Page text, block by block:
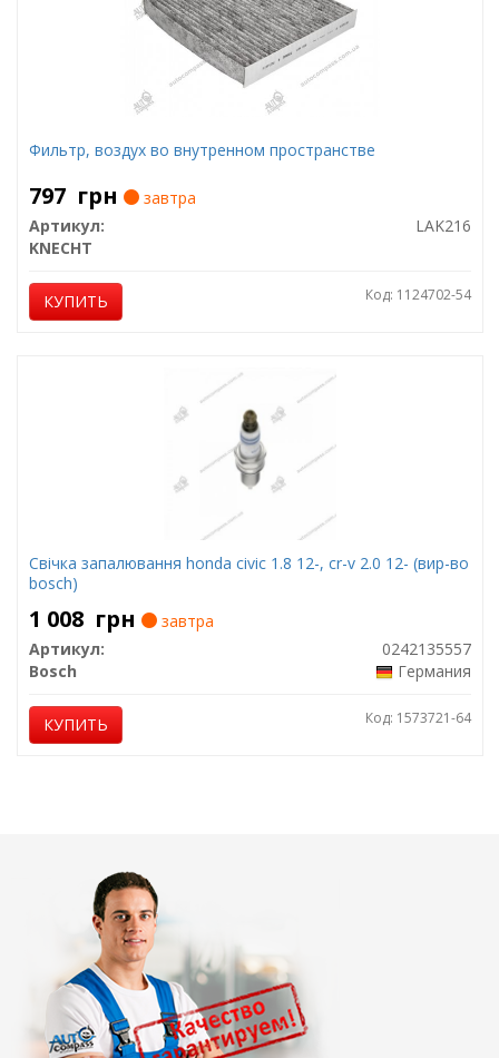
Фильтр, воздух во внутренном пространстве
797 грн
завтра
Артикул:
LAK216
KNECHT
КУПИТЬ Код: 1124702-54
Свічка запалювання honda civic 1.8 12-, cr-v 2.0 12- (вир-во
bosch)
1 008 грн
завтра
Артикул:
0242135557
Bosch
Германия
КУПИТЬ Код: 1573721-64